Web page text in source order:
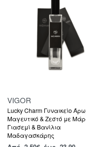
VIGOR
Lucky Charm Γυναικείο
Μαγευτικό & Ζεστό με
Γιασεμί & Βανίλια
Μαδαγασκάρης